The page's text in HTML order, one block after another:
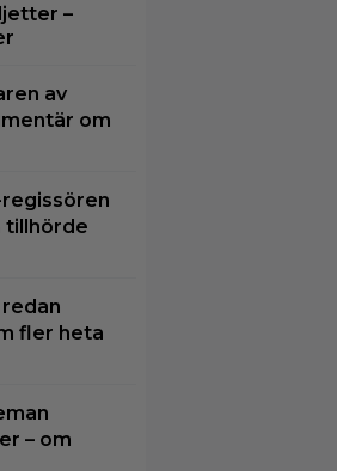
–
av
om
tillhörde
redan
fler heta
– om